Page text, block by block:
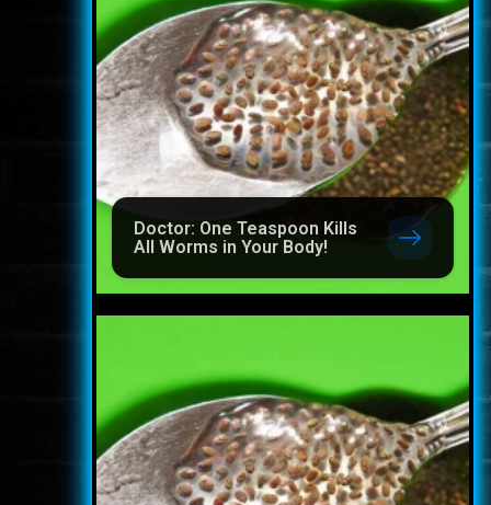
Doctor: One Teaspoon Kills
All Worms in Your Body!